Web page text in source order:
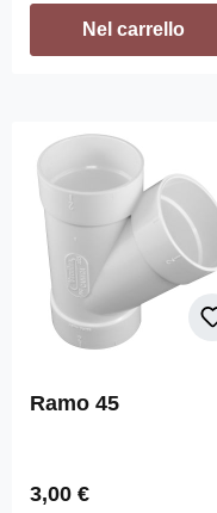
Nel carrello
Ramo 45
Prezzo normale:
3,00 €